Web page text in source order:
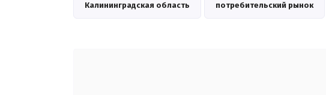
Калининградская область потребительский рынок